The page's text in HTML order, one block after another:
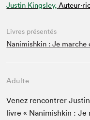
Justin Kingsley,
Livres présentés
Nanimishkin : Je marche
Adulte
Venez ren­con­tr­er
livre « Nan­imishkin :